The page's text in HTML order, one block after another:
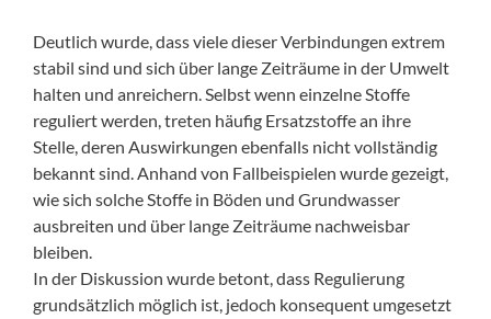
Deutlich wurde, dass viele dieser Verbindungen extrem
stabil sind und sich über lange Zeiträume in der Umwelt
halten und anreichern. Selbst wenn einzelne Stoffe
reguliert werden, treten häufig Ersatzstoffe an ihre
Stelle, deren Auswirkungen ebenfalls nicht vollständig
bekannt sind. Anhand von Fallbeispielen wurde gezeigt,
wie sich solche Stoffe in Böden und Grundwasser
ausbreiten und über lange Zeiträume nachweisbar
bleiben.
In der Diskussion wurde betont, dass Regulierung
grundsätzlich möglich ist, jedoch konsequent umgesetzt